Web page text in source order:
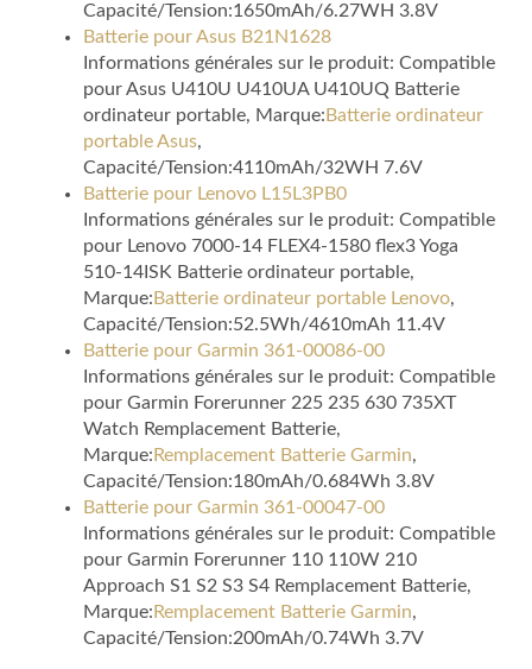
Capacité/Tension:1650mAh/6.27WH 3.8V
Batterie pour Asus B21N1628
Informations générales sur le produit: Compatible
pour Asus U410U U410UA U410UQ Batterie
ordinateur portable, Marque: Batterie ordinateur
portable Asus,
Capacité/Tension:4110mAh/32WH 7.6V
Batterie pour Lenovo L15L3PB0
Informations générales sur le produit: Compatible
pour Lenovo 7000-14 FLEX4-1580 flex3 Yoga
510-14ISK Batterie ordinateur portable,
Marque: Batterie ordinateur portable Lenovo,
Capacité/Tension:52.5Wh/4610mAh 11.4V
Batterie pour Garmin 361-00086-00
Informations générales sur le produit: Compatible
pour Garmin Forerunner 225 235 630 735XT
Watch Remplacement Batterie,
Marque: Remplacement Batterie Garmin,
Capacité/Tension:180mAh/0.684Wh 3.8V
Batterie pour Garmin 361-00047-00
Informations générales sur le produit: Compatible
pour Garmin Forerunner 110 110W 210
Approach S1 S2 S3 S4 Remplacement Batterie,
Marque: Remplacement Batterie Garmin,
Capacité/Tension:200mAh/0.74Wh 3.7V